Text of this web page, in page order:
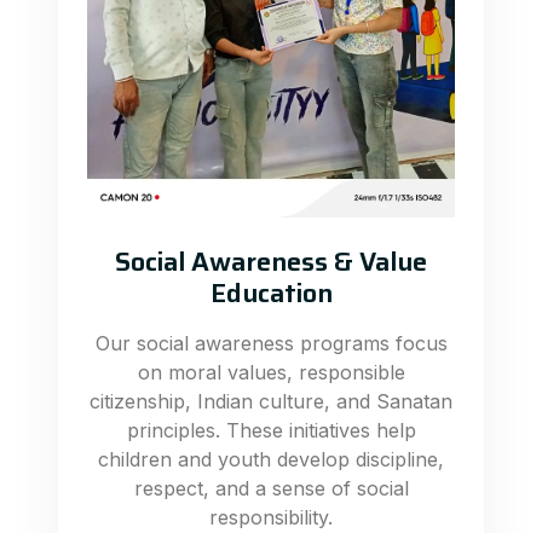
Social Awareness & Value
Education
Our social awareness programs focus
on moral values, responsible
citizenship, Indian culture, and Sanatan
principles. These initiatives help
children and youth develop discipline,
respect, and a sense of social
responsibility.